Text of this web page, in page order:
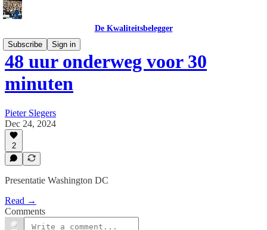
De Kwaliteitsbelegger
Subscribe
Sign in
48 uur onderweg voor 30
minuten
Pieter Slegers
Dec 24, 2024
2
Presentatie Washington DC
Read →
Comments